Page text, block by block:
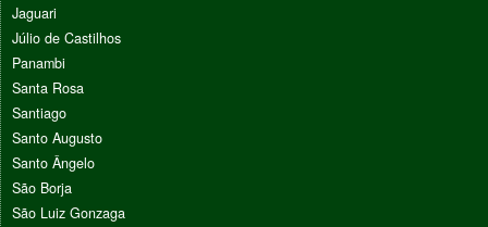
Jaguari
Júlio de Castilhos
Panambi
Santa Rosa
Santiago
Santo Augusto
Santo Ângelo
São Borja
São Luiz Gonzaga